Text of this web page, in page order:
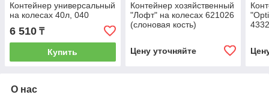
Контейнер универсальный
на колесах 40л, 040
6 510 ₸
Купить
Контейнер хозяйственный
"Лофт" на колесах 621026
(слоновая кость)
Цену уточняйте
О нас